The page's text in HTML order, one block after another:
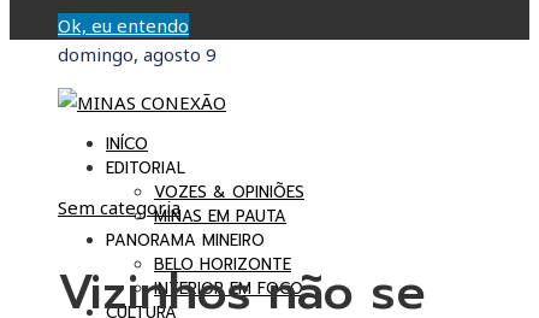
Ok, eu entendo
domingo, agosto 9
INÍCO
EDITORIAL
VOZES & OPINIÕES
MINAS EM PAUTA
PANORAMA MINEIRO
BELO HORIZONTE
INTERIOR EM FOCO
CULTURA
Sem categoria
Vizinhos não se